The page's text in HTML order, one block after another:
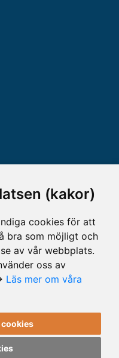
(kakor)
cookies för att
bra som möjligt och
av vår webbplats.
oss av
Läs mer om våra